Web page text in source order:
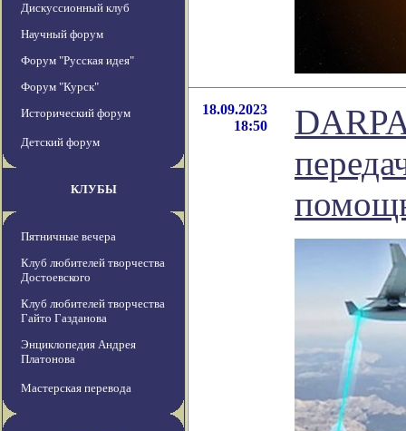
Дискуссионный клуб
Научный форум
Форум "Русская идея"
Форум "Курск"
Исторический форум
Детский форум
КЛУБЫ
Пятничные вечера
Клуб любителей творчества
Достоевского
Клуб любителей творчества
Гайто Газданова
Энциклопедия Андрея
Платонова
Мастерская перевода
18.09.2023
18:50